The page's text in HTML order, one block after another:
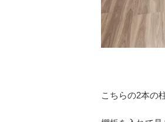
こちらの2本の